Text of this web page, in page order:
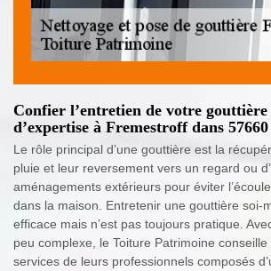
Confier l’entretien de votre gouttière
d’expertise à Fremestroff dans 57660
Le rôle principal d’une gouttière est la
pluie et leur reversement vers un regard ou
aménagements extérieurs pour éviter
dans la maison. Entretenir une gouttière soi-
efficace mais n’est pas toujours pratique.
peu complexe, le Toiture Patrimoine
services de leurs professionnels composés